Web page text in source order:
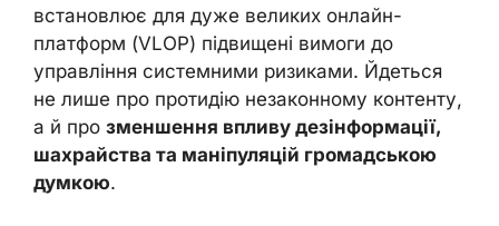
встановлює для дуже великих онлайн-
платформ (VLOP) підвищені вимоги до
управління системними ризиками. Йдеться
не лише про протидію незаконному контенту,
а й про зменшення впливу дезінформації,
шахрайства та маніпуляцій громадською
думкою.